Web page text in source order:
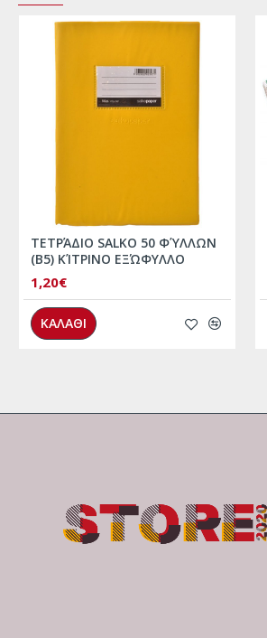
ΤΕΤΡΆΔΙΟ SALKO 50 ΦΎΛΛΩΝ
(Β5) ΚΊΤΡΙΝΟ ΕΞΏΦΥΛΛΟ
1,20€
ΚΑΛΑΘΙ